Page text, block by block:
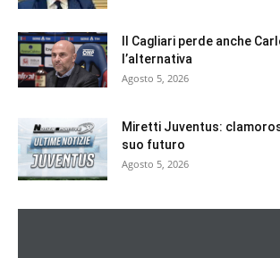
Il Cagliari perde anche
l’alternativa
Agosto 5, 2026
Miretti Juventus:
suo futuro
Agosto 5, 2026